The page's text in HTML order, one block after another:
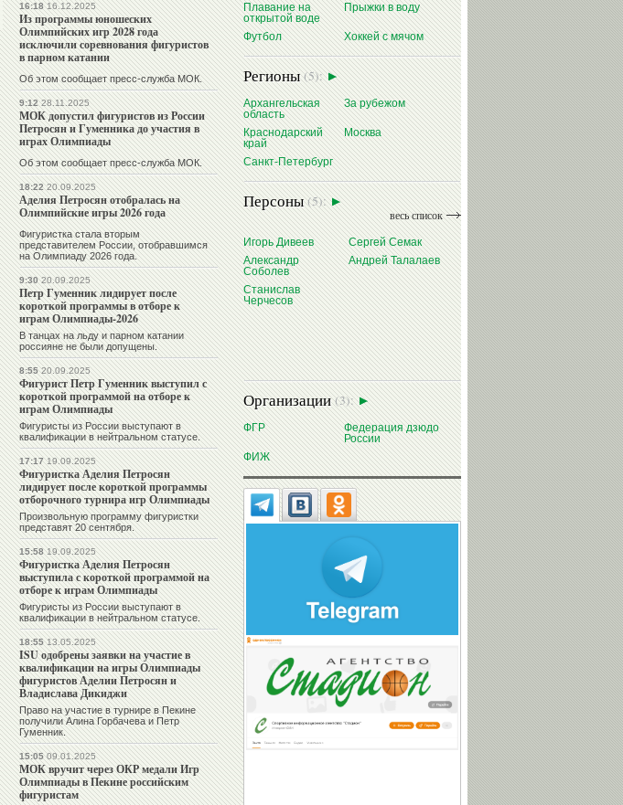
16:1816.12.2025
Из программы юношеских
Олимпийских игр 2028 года
исключили соревнования фигуристов
в парном катании
Об этом сообщает пресс-служба МОК.
9:1228.11.2025
МОК допустил фигуристов из России
Петросян и Гуменника до участия в
играх Олимпиады
Об этом сообщает пресс-служба МОК.
18:2220.09.2025
Аделия Петросян отобралась на
Олимпийские игры 2026 года
Фигуристка стала вторым
представителем России, отобравшимся
на Олимпиаду 2026 года.
9:3020.09.2025
Петр Гуменник лидирует после
короткой программы в отборе к
играм Олимпиады-2026
В танцах на льду и парном катании
россияне не были допущены.
8:5520.09.2025
Фигурист Петр Гуменник выступил с
короткой программой на отборе к
играм Олимпиады
Фигуристы из России выступают в
квалификации в нейтральном статусе.
17:1719.09.2025
Фигуристка Аделия Петросян
лидирует после короткой программы
отборочного турнира игр Олимпиады
Произвольную программу фигуристки
представят 20 сентября.
15:5819.09.2025
Фигуристка Аделия Петросян
выступила с короткой программой на
отборе к играм Олимпиады
Фигуристы из России выступают в
квалификации в нейтральном статусе.
18:5513.05.2025
ISU одобрены заявки на участие в
квалификации на игры Олимпиады
фигуристов Аделии Петросян и
Владислава Дикиджи
Право на участие в турнире в Пекине
получили Алина Горбачева и Петр
Гуменник.
15:0509.01.2025
МОК вручит через ОКР медали Игр
Олимпиады в Пекине российским
фигуристам
Плавание на
открытой воде
Прыжки в воду
Футбол Хоккей с мячом
Регионы(5):
Архангельская
область
За рубежом
Краснодарский
край
Москва
Санкт-Петербург
Персоны(5):
весь список
Игорь Дивеев
Сергей Семак
Александр
Соболев
Андрей Талалаев
Станислав
Черчесов
Организации(3):
ФГР
Федерация дзюдо
России
ФИЖ